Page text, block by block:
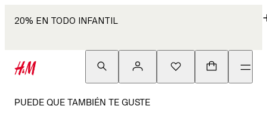
20% EN TODO INFANTIL
PUEDE QUE TAMBIÉN TE GUSTE